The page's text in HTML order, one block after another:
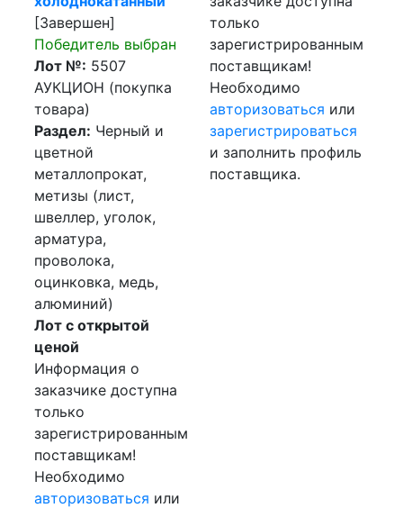
[Завершен]
Победитель выбран
Лот №: 5507
АУКЦИОН (покупка
товара)
Раздел: Черный и
цветной
металлопрокат,
метизы (лист,
швеллер, уголок,
арматура,
проволока,
оцинковка, медь,
алюминий)
Лот с открытой
ценой
Информация о
заказчике доступна
только
зарегистрированным
поставщикам!
Необходимо
авторизоваться или
только
зарегистрированным
поставщикам!
Необходимо
авторизоваться или
зарегистрироваться
и заполнить профиль
поставщика.